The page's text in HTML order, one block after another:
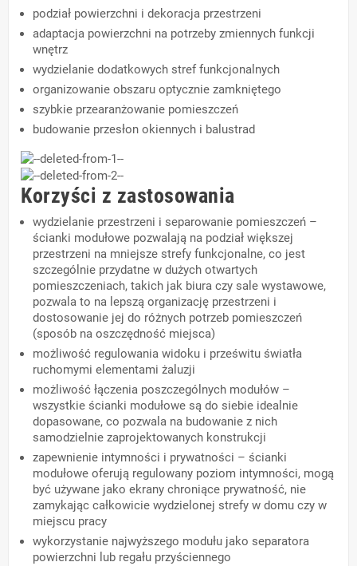
podział powierzchni i dekoracja przestrzeni
adaptacja powierzchni na potrzeby zmiennych funkcji
wnętrz
wydzielanie dodatkowych stref funkcjonalnych
organizowanie obszaru optycznie zamkniętego
szybkie przearanżowanie pomieszczeń
budowanie przesłon okiennych i balustrad
Korzyści z zastosowania
wydzielanie przestrzeni i separowanie pomieszczeń –
ścianki modułowe pozwalają na podział większej
przestrzeni na mniejsze strefy funkcjonalne, co jest
szczególnie przydatne w dużych otwartych
pomieszczeniach, takich jak biura czy sale wystawowe,
pozwala to na lepszą organizację przestrzeni i
dostosowanie jej do różnych potrzeb pomieszczeń
(sposób na oszczędność miejsca)
możliwość regulowania widoku i prześwitu światła
ruchomymi elementami żaluzji
możliwość łączenia poszczególnych modułów –
wszystkie ścianki modułowe są do siebie idealnie
dopasowane, co pozwala na budowanie z nich
samodzielnie zaprojektowanych konstrukcji
zapewnienie intymności i prywatności – ścianki
modułowe oferują regulowany poziom intymności, mogą
być używane jako ekrany chroniące prywatność, nie
zamykając całkowicie wydzielonej strefy w domu czy w
miejscu pracy
wykorzystanie najwyższego modułu jako separatora
powierzchni lub regału przyściennego